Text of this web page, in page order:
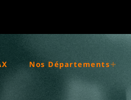
& Sonny Wilson (Original Mix)
Nos Départements